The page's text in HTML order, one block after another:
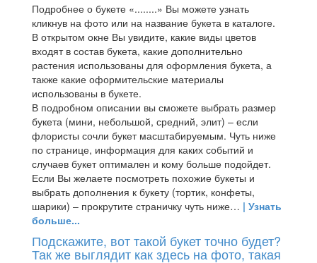
Подробнее о букете «........» Вы можете узнать
кликнув на фото или на название букета в каталоге.
В открытом окне Вы увидите, какие виды цветов
входят в состав букета, какие дополнительно
растения использованы для оформления букета, а
также какие оформительские материалы
использованы в букете.
В подробном описании вы сможете выбрать размер
букета (мини, небольшой, средний, элит) – если
флористы сочли букет масштабируемым. Чуть ниже
по странице, информация для каких событий и
случаев букет оптимален и кому больше подойдет.
Если Вы желаете посмотреть похожие букеты и
выбрать дополнения к букету (тортик, конфеты,
шарики) – прокрутите страничку чуть ниже… | Узнать
больше...
Подскажите, вот такой букет точно будет?
Так же выглядит как здесь на фото, такая